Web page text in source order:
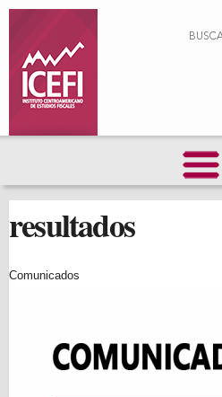
principal
resultados
Comunicados